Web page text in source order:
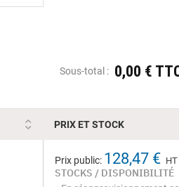
Sous-total : 0,00 €
PRIX ET STOCK
Prix public: 128,47 €
STOCKS / DISPONIBILITÉ